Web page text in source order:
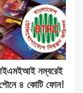
নম্বরেই
৪ কোটি ফোন!